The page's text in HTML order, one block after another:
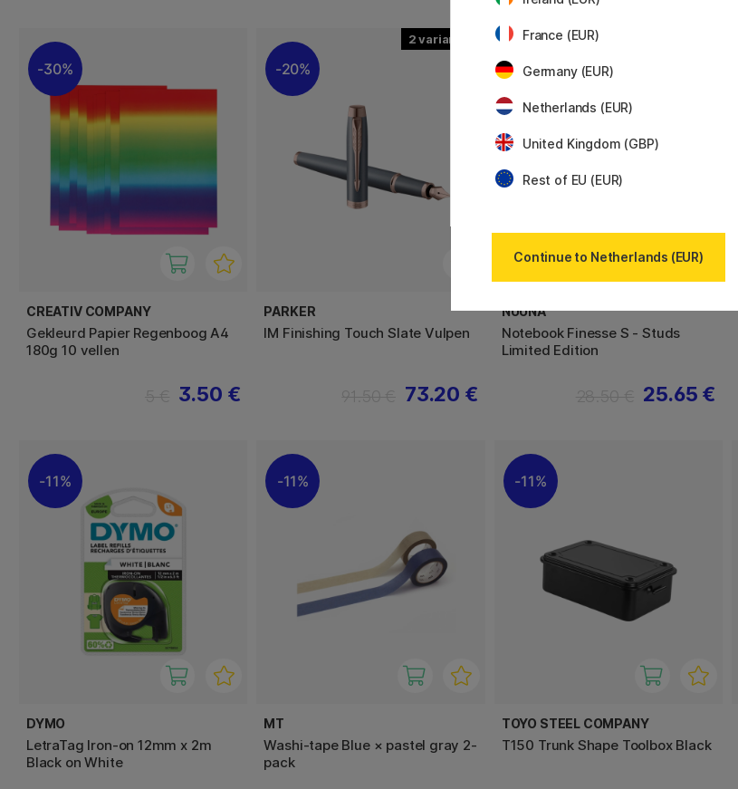
30%
CREATIV COMPANY
Gekleurd Papier Regenboog A4
180g 10 vellen
3.50 €
2
20%
PARKER
IM Finishing Touch Slate Vulpen
73.20 €
NUUNA
Notebook Finesse S - Studs
Limited Edition
25.65 €
11%
DYMO
LetraTag Iron-on 12mm x 2m
Black on White
11%
MT
Washi-tape Blue × pastel gray 2-
pack
11%
TOYO STEEL COMPANY
T150 Trunk Shape Toolbox Black
France (EUR)
Germany (EUR)
Netherlands (EUR)
United Kingdom (GBP)
Rest of EU (EUR)
Continue to Netherlands (EUR)